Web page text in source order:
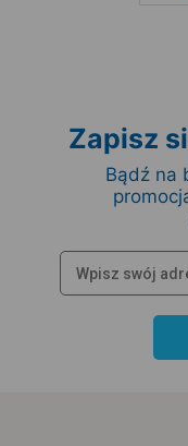
Zapisz
Bądź na